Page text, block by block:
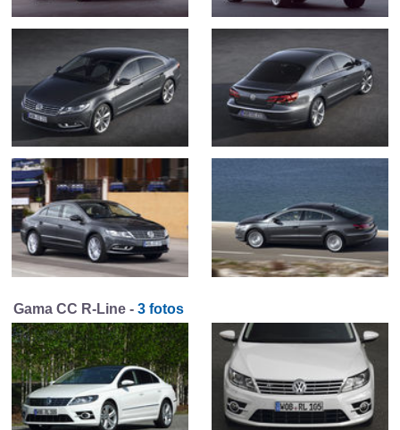
Gama CC R-Line - 3 fotos